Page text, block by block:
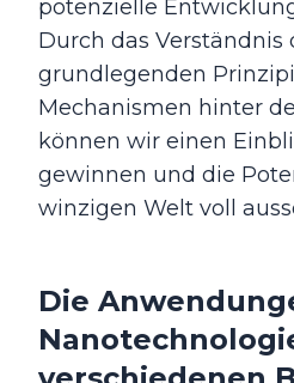
potenzielle
Durch das Verständnis
grundlegenden
Mechanismen hinter
können wir einen
gewinnen und die
winzigen Welt voll
Die